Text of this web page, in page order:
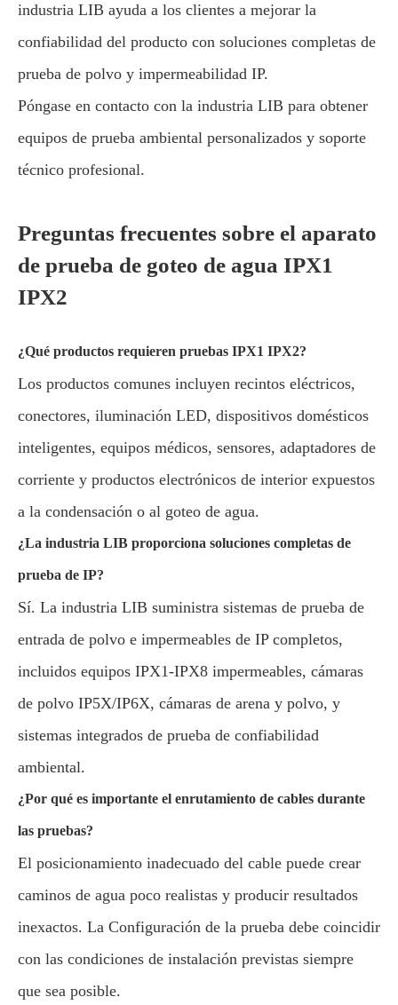
industria LIB ayuda a los clientes a mejorar la
confiabilidad del producto con soluciones completas de
prueba de polvo y impermeabilidad IP.
Póngase en contacto con la industria LIB para obtener
equipos de prueba ambiental personalizados y soporte
técnico profesional.
Preguntas frecuentes sobre el aparato
de prueba de goteo de agua IPX1
IPX2
¿Qué productos requieren pruebas IPX1 IPX2?
Los productos comunes incluyen recintos eléctricos,
conectores, iluminación LED, dispositivos domésticos
inteligentes, equipos médicos, sensores, adaptadores de
corriente y productos electrónicos de interior expuestos
a la condensación o al goteo de agua.
¿La industria LIB proporciona soluciones completas de
prueba de IP?
Sí. La industria LIB suministra sistemas de prueba de
entrada de polvo e impermeables de IP completos,
incluidos equipos IPX1-IPX8 impermeables, cámaras
de polvo IP5X/IP6X, cámaras de arena y polvo, y
sistemas integrados de prueba de confiabilidad
ambiental.
¿Por qué es importante el enrutamiento de cables durante
las pruebas?
El posicionamiento inadecuado del cable puede crear
caminos de agua poco realistas y producir resultados
inexactos. La Configuración de la prueba debe coincidir
con las condiciones de instalación previstas siempre
que sea posible.